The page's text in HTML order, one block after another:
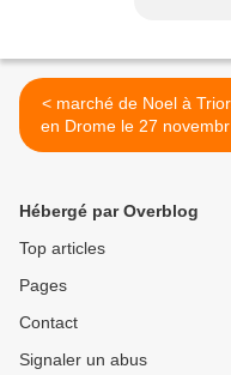
< marché de Noel à Triors
en Drome le 27 novembre
2011.
Hébergé par Overblog
Top articles
Pages
Contact
Signaler un abus